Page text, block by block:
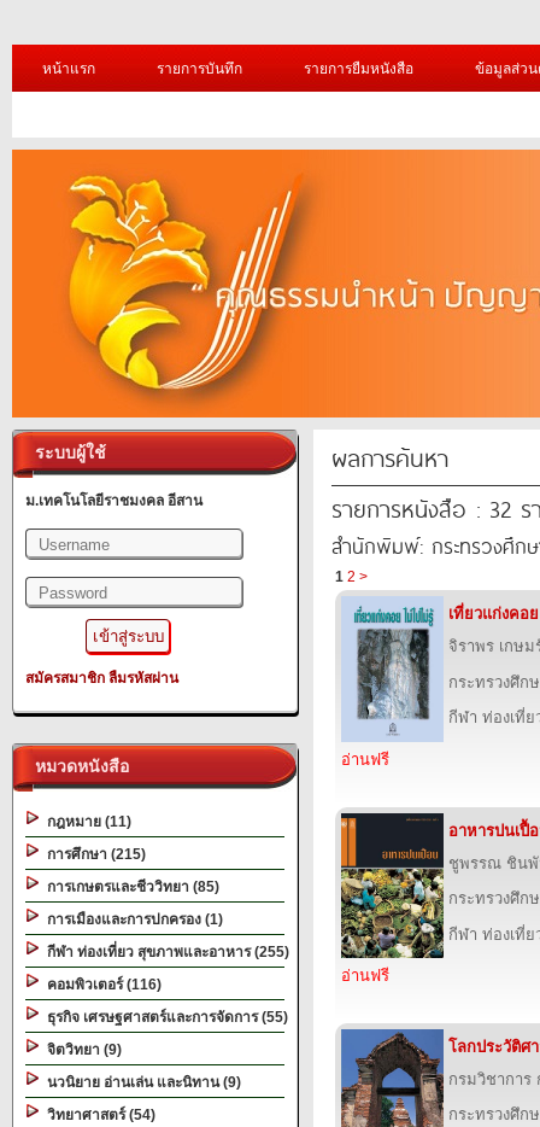
หน้าแรก รายการบันทึก รายการยืมหนังสือ ข้อมูลส่ว
ระบบผู้ใช้
ม.เทคโนโลยีราชมงคล อีสาน
สมัครสมาชิก ลืมรหัสผ่าน
หมวดหนังสือ
กฎหมาย (11)
การศึกษา (215)
การเกษตรและชีววิทยา (85)
การเมืองและการปกครอง (1)
กีฬา ท่องเที่ยว สุขภาพและอาหาร (255)
คอมพิวเตอร์ (116)
ธุรกิจ เศรษฐศาสตร์และการจัดการ (55)
จิตวิทยา (9)
นวนิยาย อ่านเล่น และนิทาน (9)
วิทยาศาสตร์ (54)
ผลการค้นหา
รายการหนังสือ : 32 ร
สำนักพิมพ์: กระทรวงศึก
1 2 >
เที่ยวแก่งคอ
จิราพร เกษ
กระทรวงศึก
กีฬา ท่องเที่
อ่านฟรี
อาหารปนเปื้
ชูพรรณ ชินพั
กระทรวงศึก
กีฬา ท่องเที่
อ่านฟรี
โลกประวัติศ
กรมวิชาการ
กระทรวงศึก